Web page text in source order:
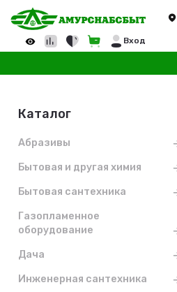
Вход
Каталог
Абразивы
Бытовая и другая химия
Бытовая сантехника
Газопламенное
оборудование
Дача
Инженерная сантехника